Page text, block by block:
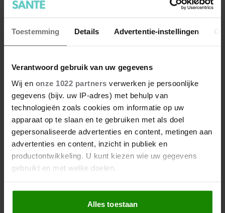
Toestemming Details Advertentie-instellingen
Verantwoord gebruik van uw gegevens
Wij en onze 1022 partners verwerken je persoonlijke
gegevens (bijv. uw IP-adres) met behulp van
technologieën zoals cookies om informatie op uw
apparaat op te slaan en te gebruiken met als doel
gepersonaliseerde advertenties en content, metingen aan
advertenties en content, inzicht in publiek en
productontwikkeling. U kunt kiezen wie uw gegevens
gebruikt en met welke doelen.
Als u het toestaat, willen we ook graag:
Informatie verzamelen over uw geografische
Alles toestaan
Collageen en de huid, waarom
dit eiwit zo essentieel is